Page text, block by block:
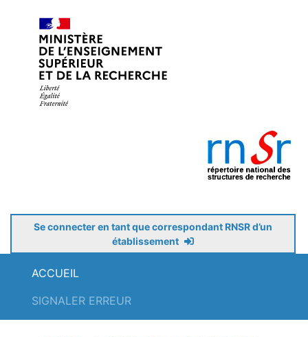
Se connecter en tant que correspondant RNSR d’un
établissement
ACCUEIL
SIGNALER ERREUR